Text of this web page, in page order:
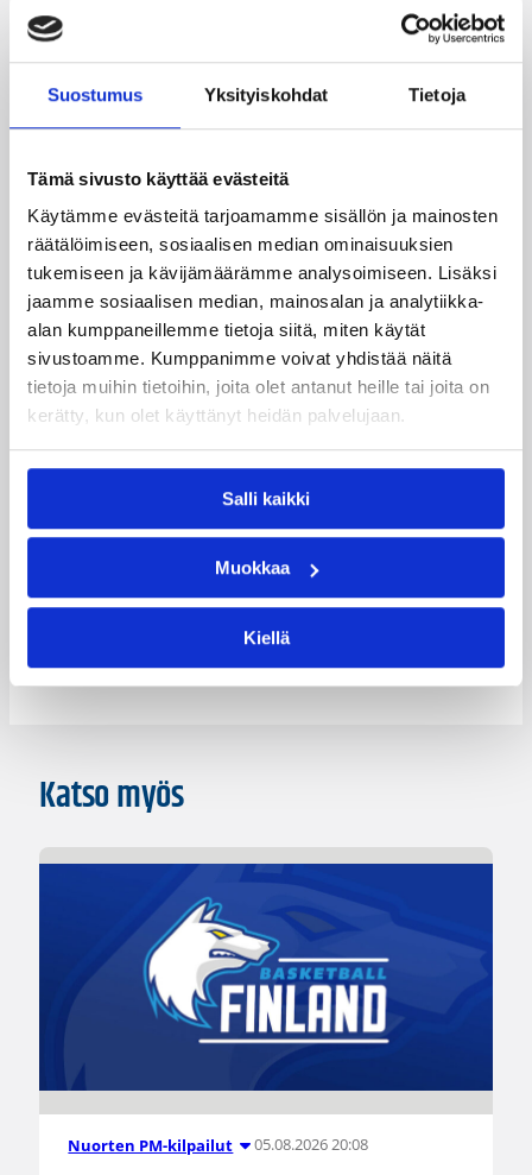
Suostumus Yksityiskohdat Tietoja
Tämä sivusto käyttää evästeitä
Käytämme evästeitä tarjoamamme sisällön ja mainosten
räätälöimiseen, sosiaalisen median ominaisuuksien
tukemiseen ja kävijämäärämme analysoimiseen. Lisäksi
jaamme sosiaalisen median, mainosalan ja analytiikka-
alan kumppaneillemme tietoja siitä, miten käytät
sivustoamme. Kumppanimme voivat yhdistää näitä
tietoja muihin tietoihin, joita olet antanut heille tai joita on
kerätty, kun olet käyttänyt heidän palvelujaan.
Salli kaikki
Muokkaa
Kiellä
Nenad Krsticin (21/12), Dario Saricin (12/5) ja Matt
Janningin (13/4) johtama Efes vei päätösneljänneksen
23–11.
Tappiosta huolimatta Besiktas pysyttelee vahvoissa
Joukkue on voittanut 29 ottelustaan 15 ja jakaa sijat
5.-9. yhdessä Galatasarayn, Trabzonsporin, Banvit
Bandirman ja Türk Telekom Ankaran kanssa.
Ottelutilastot:Anadolu Efes – Besiktas
Päivitetty 03.05.2015
Henkilöt
Sasu Salin
Suomalaiset ulkomailla
Katso myös
Nuorten PM-kilpailut 05.08.2026 20:08